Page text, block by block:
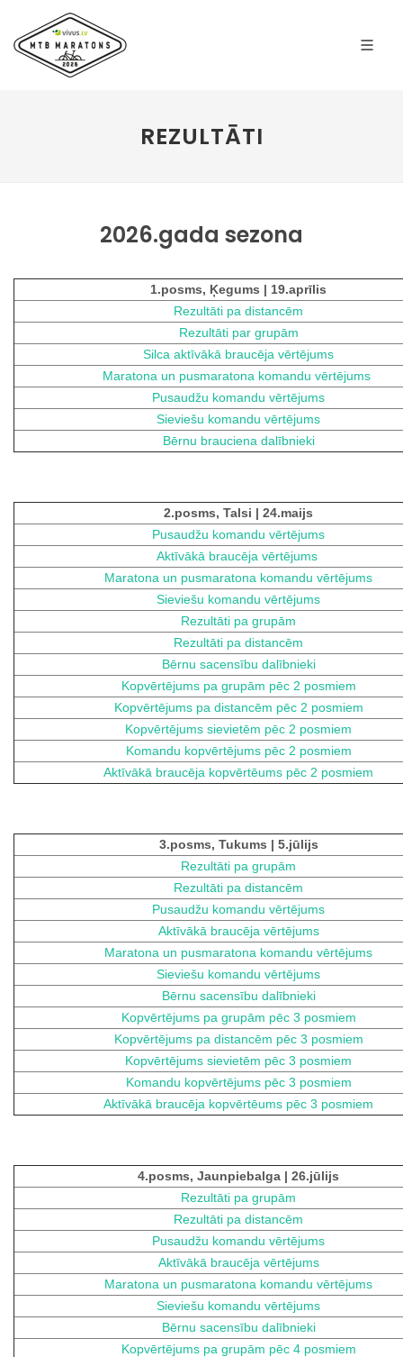
REZULTĀTI
2026.gada sezona
1.posms, Ķegums | 19.aprīlis
Rezultāti pa distancēm
Rezultāti par grupām
Silca aktīvākā braucēja vērtējums
Maratona un pusmaratona komandu vērtējums
Pusaudžu komandu vērtējums
Sieviešu komandu vērtējums
Bērnu brauciena dalībnieki
2.posms, Talsi | 24.maijs
Pusaudžu komandu vērtējums
Aktīvākā braucēja vērtējums
Maratona un pusmaratona komandu vērtējums
Sieviešu komandu vērtējums
Rezultāti pa grupām
Rezultāti pa distancēm
Bērnu sacensību dalībnieki
Kopvērtējums pa grupām pēc 2 posmiem
Kopvērtējums pa distancēm pēc 2 posmiem
Kopvērtējums sievietēm pēc 2 posmiem
Komandu kopvērtējums pēc 2 posmiem
Aktīvākā braucēja kopvērtēums pēc 2 posmiem
3.posms, Tukums | 5.jūlijs
Rezultāti pa grupām
Rezultāti pa distancēm
Pusaudžu komandu vērtējums
Aktīvākā braucēja vērtējums
Maratona un pusmaratona komandu vērtējums
Sieviešu komandu vērtējums
Bērnu sacensību dalībnieki
Kopvērtējums pa grupām pēc 3 posmiem
Kopvērtējums pa distancēm pēc 3 posmiem
Kopvērtējums sievietēm pēc 3 posmiem
Komandu kopvērtējums pēc 3 posmiem
Aktīvākā braucēja kopvērtēums pēc 3 posmiem
4.posms, Jaunpiebalga | 26.jūlijs
Rezultāti pa grupām
Rezultāti pa distancēm
Pusaudžu komandu vērtējums
Aktīvākā braucēja vērtējums
Maratona un pusmaratona komandu vērtējums
Sieviešu komandu vērtējums
Bērnu sacensību dalībnieki
Kopvērtējums pa grupām pēc 4 posmiem